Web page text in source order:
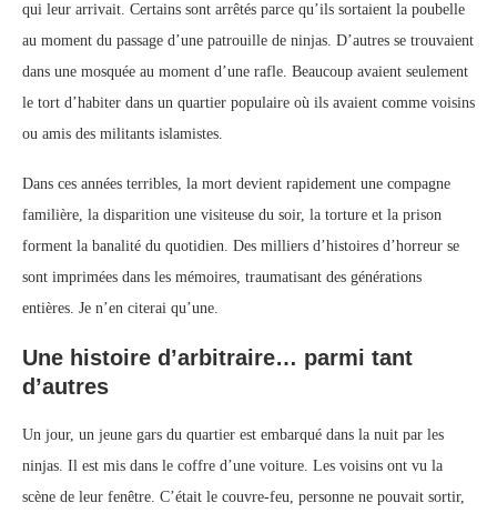
qui leur arrivait. Certains sont arrêtés parce qu’ils sortaient la poubelle
au moment du passage d’une patrouille de ninjas. D’autres se trouvaient
dans une mosquée au moment d’une rafle. Beaucoup avaient seulement
le tort d’habiter dans un quartier populaire où ils avaient comme voisins
ou amis des militants islamistes.
Dans ces années terribles, la mort devient rapidement une compagne
familière, la disparition une visiteuse du soir, la torture et la prison
forment la banalité du quotidien. Des milliers d’histoires d’horreur se
sont imprimées dans les mémoires, traumatisant des générations
entières. Je n’en citerai qu’une.
Une histoire d’arbitraire… parmi tant
d’autres
Un jour, un jeune gars du quartier est embarqué dans la nuit par les
ninjas. Il est mis dans le coffre d’une voiture. Les voisins ont vu la
scène de leur fenêtre. C’était le couvre-feu, personne ne pouvait sortir,